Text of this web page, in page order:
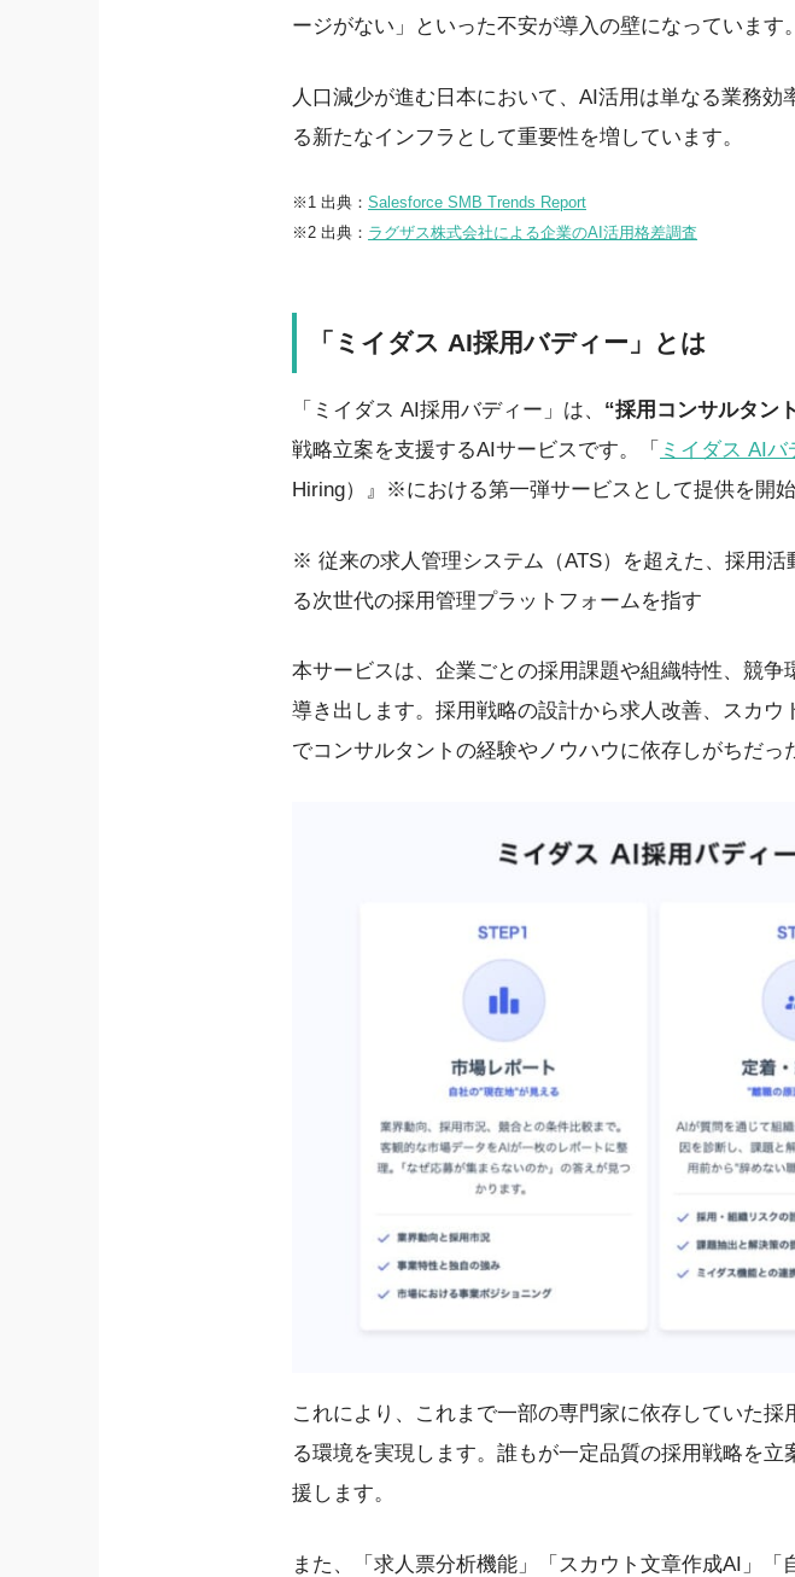
ージがない」といった不安が導入の壁になっています。
人口減少が進む日本において、AI活用は単なる業務
る新たなインフラとして重要性を増しています。
※1 出典： Salesforce SMB Trends Report
※2 出典： ラグザス株式会社による企業のAI活用格差調査
「ミイダス AI採用バディー」とは
「ミイダス AI採用バディー」は、 “採用コンサルタン
戦略立案を支援するAIサービスです。「 ミイダス AIバ
Hiring）』※における第一弾サービスとして提供を開始
※ 従来の求人管理システム（ATS）を超えた、採用
る次世代の採用管理プラットフォームを指す
本サービスは、企業ごとの採用課題や組織特性、競
導き出します。採用戦略の設計から求人改善、スカ
でコンサルタントの経験やノウハウに依存しがちだっ
これにより、これまで一部の専門家に依存していた
る環境を実現します。誰もが一定品質の採用戦略を
援します。
また、「求人票分析機能」「スカウト文章作成AI」